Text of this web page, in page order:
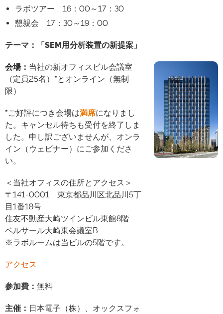
ラボツアー 16：00～17：30
懇親会 17：30～19：00
テーマ： 「SEM用分析装置の新提案」
会場： 当社の新オフィスビル会議室
（定員25名） *とオンライン（無制
限）
*ご好評につき会場は満席になりまし
た。キャンセル待ちも受付を終了しま
した。申し訳ございませんが、オンラ
イン（ウェビナー）にご参加くださ
い。
＜当社オフィスの住所とアクセス＞
〒141-0001 東京都品川区北品川5丁
目1番18号
住友不動産大崎ツインビル東館8階
ベルサール大崎東会議室B
※ラボルームは当ビルの5階です。
アクセス
参加費 ： 無料
主催 ： 日本電子（株）、オックスフォ